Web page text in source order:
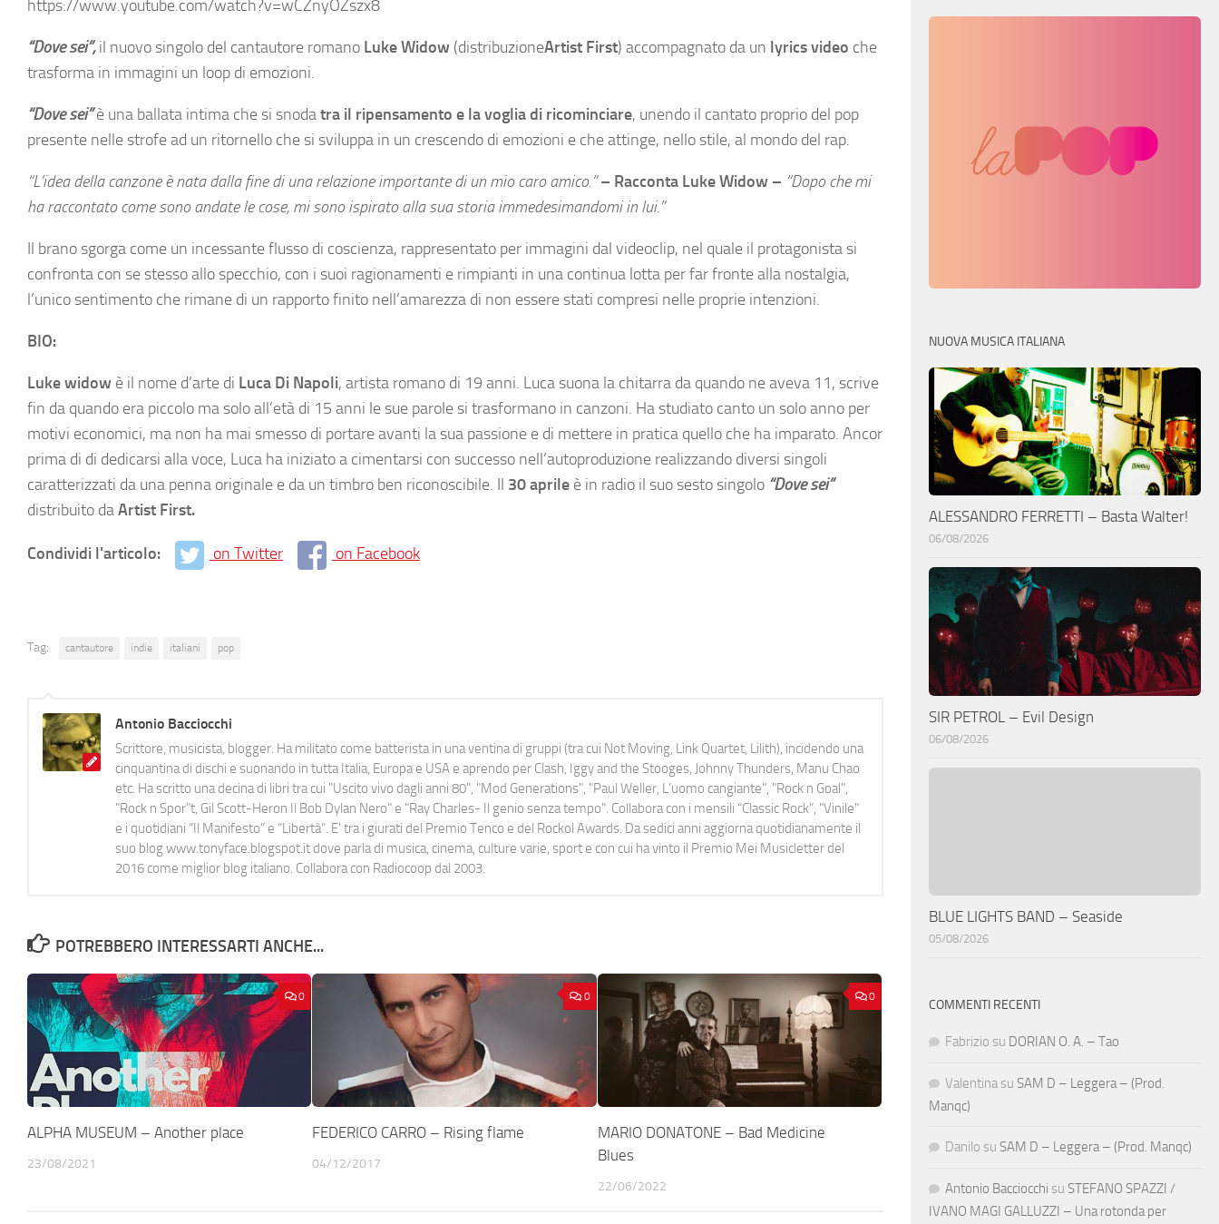
https://www.youtube.com/watch?v=wCZnyOZszx8
“Dove sei”,il nuovo singolo del cantautore romano Luke Widow (distribuzioneArtist First) accompagnato da un lyrics video che
trasforma in immagini un loop di emozioni.
“Dove sei”è una ballata intima che si snodatra il ripensamento e la voglia di ricominciare, unendo il cantato proprio del pop
presente nelle strofe ad un ritornello che si sviluppa in un crescendo di emozioni e che attinge, nello stile, al mondo del rap.
“L’idea della canzone è nata dalla fine di una relazione importante di un mio caro amico.”– Racconta Luke Widow – “Dopo che mi
ha raccontato come sono andate le cose, mi sono ispirato alla sua storia immedesimandomi in lui.”
Il brano sgorga come un incessante flusso di coscienza, rappresentato per immagini dal videoclip, nel quale il protagonista si
confronta con se stesso allo specchio, con i suoi ragionamenti e rimpianti in una continua lotta per far fronte alla nostalgia,
l’unico sentimento che rimane di un rapporto finito nell’amarezza di non essere stati compresi nelle proprie intenzioni.
BIO:
Luke widow è il nome d’arte di Luca Di Napoli, artista romano di 19 anni. Luca suona la chitarra da quando ne aveva 11, scrive
fin da quando era piccolo ma solo all’età di 15 anni le sue parole si trasformano in canzoni. Ha studiato canto un solo anno per
motivi economici, ma non ha mai smesso di portare avanti la sua passione e di mettere in pratica quello che ha imparato. Ancor
prima di di dedicarsi alla voce, Luca ha iniziato a cimentarsi con successo nell’autoproduzione realizzando diversi singoli
caratterizzati da una penna originale e da un timbro ben riconoscibile. Il 30 aprile è in radio il suo sesto singolo “Dove sei”
distribuito daArtist First.
Condividi l'articolo: on Twitter on Facebook
Tag: cantautore indie italiani pop
Antonio Bacciocchi
Scrittore, musicista, blogger. Ha militato come batterista in una ventina di gruppi (tra cui Not Moving, Link Quartet, Lilith), incidendo una
cinquantina di dischi e suonando in tutta Italia, Europa e USA e aprendo per Clash, Iggy and the Stooges, Johnny Thunders, Manu Chao
etc. Ha scritto una decina di libri tra cui "Uscito vivo dagli anni 80", "Mod Generations", "Paul Weller, L’uomo cangiante", "Rock n Goal",
"Rock n Spor"t, Gil Scott-Heron Il Bob Dylan Nero" e "Ray Charles- Il genio senza tempo". Collabora con i mensili “Classic Rock”, "Vinile"
e i quotidiani “Il Manifesto” e “Libertà”. E' tra i giurati del Premio Tenco e del Rockol Awards. Da sedici anni aggiorna quotidianamente il
suo blog www.tonyface.blogspot.it dove parla di musica, cinema, culture varie, sport e con cui ha vinto il Premio Mei Musicletter del
2016 come miglior blog italiano. Collabora con Radiocoop dal 2003.
POTREBBERO INTERESSARTI ANCHE...
0
ALPHA MUSEUM – Another place
23/08/2021
0
FEDERICO CARRO – Rising flame
04/12/2017
0
MARIO DONATONE – Bad Medicine
Blues
22/06/2022
NUOVA MUSICA ITALIANA
ALESSANDRO FERRETTI – Basta Walter!
06/08/2026
SIR PETROL – Evil Design
06/08/2026
BLUE LIGHTS BAND – Seaside
05/08/2026
COMMENTI RECENTI
Fabrizio su DORIAN O. A. – Tao
Valentina su SAM D – Leggera – (Prod.
Manqc)
Danilo su SAM D – Leggera – (Prod. Manqc)
Antonio Bacciocchi su STEFANO SPAZZI /
IVANO MAGI GALLUZZI – Una rotonda per